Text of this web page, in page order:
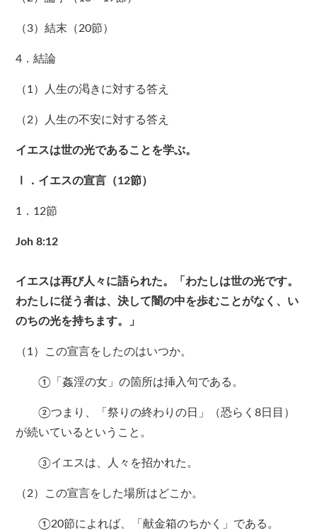
（3）結末（20節）
4．結論
（1）人生の渇きに対する答え
（2）人生の不安に対する答え
イエスは世の光であることを学ぶ。
Ⅰ．イエスの宣言（12節）
1．12節
Joh 8:12
イエスは再び人々に語られた。「わたしは世の光です。
わたしに従う者は、決して闇の中を歩むことがなく、い
のちの光を持ちます。」
（1）この宣言をしたのはいつか。
①「姦淫の女」の箇所は挿入句である。
②つまり、「祭りの終わりの日」（恐らく8日目）
が続いているということ。
③イエスは、人々を招かれた。
（2）この宣言をした場所はどこか。
①20節によれば、「献金箱のちかく」である。